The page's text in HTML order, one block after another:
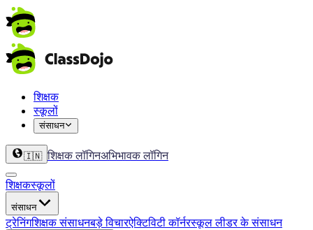
शिक्षक
स्कूलों
संसाधन
🇮🇳 शिक्षक लॉगिनअभिभावक लॉगिन
शिक्षकस्कूलों
संसाधन
ट्रेनिंगशिक्षक संसाधनबड़े विचारऐक्टिविटी कॉर्नरस्कूल लीडर के संसाधन